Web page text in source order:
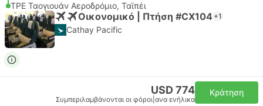
TPE Ταογιουάν Αεροδρόμιο, Ταϊπέι
Οικονομικό | Πτήση #CX104 +1
Cathay Pacific
USD 774
Συμπεριλαμβάνονται οι φόροι ανα ενήλικα
Κράτηση